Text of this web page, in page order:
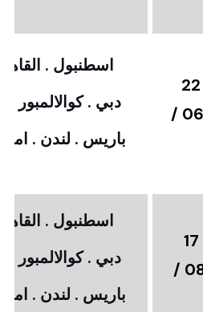
ولغاية 26 / 06 /
اسطنبول .
دبي . كوالالمبور
باريس . لندن .
ولغاية 21 / 08 /
اسطنبول .
دبي . كوالالمبور
باريس . لندن .